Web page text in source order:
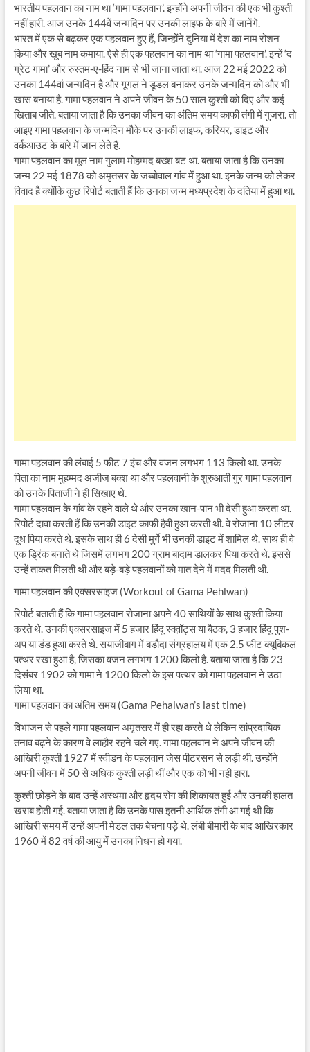
भारतीय पहलवान का नाम था ‘गामा पहलवान’. इन्होंने अपनी जीवन की एक भी कुश्ती
नहीं हारी. आज उनके 144वें जन्मदिन पर उनकी लाइफ के बारे में जानेंगे.
भारत में एक से बढ़कर एक पहलवान हुए हैं, जिन्होंने दुनिया में देश का नाम रोशन
किया और खूब नाम कमाया. ऐसे ही एक पहलवान का नाम था ‘गामा पहलवान’. इन्हें ‘द
ग्रेट गामा’ और रुस्तम-ए-हिंद नाम से भी जाना जाता था. आज 22 मई 2022 को
उनका 144वां जन्मदिन है और गूगल ने डूडल बनाकर उनके जन्मदिन को और भी
खास बनाया है. गामा पहलवान ने अपने जीवन के 50 साल कुश्ती को दिए और कई
खिताब जीते. बताया जाता है कि उनका जीवन का अंतिम समय काफी तंगी में गुजरा. तो
आइए गामा पहलवान के जन्मदिन मौके पर उनकी लाइफ, करियर, डाइट और
वर्कआउट के बारे में जान लेते हैं.
गामा पहलवान का मूल नाम गुलाम मोहम्मद बख्श बट था. बताया जाता है कि उनका
जन्म 22 मई 1878 को अमृतसर के जब्बोवाल गांव में हुआ था. इनके जन्म को लेकर
विवाद है क्योंकि कुछ रिपोर्ट बताती हैं कि उनका जन्म मध्यप्रदेश के दतिया में हुआ था.
गामा पहलवान की लंबाई 5 फीट 7 इंच और वजन लगभग 113 किलो था. उनके
पिता का नाम मुहम्मद अजीज बक्श था और पहलवानी के शुरुआती गुर गामा पहलवान
को उनके पिताजी ने ही सिखाए थे.
गामा पहलवान के गांव के रहने वाले थे और उनका खान-पान भी देसी हुआ करता था.
रिपोर्ट दावा करती हैं कि उनकी डाइट काफी हैवी हुआ करती थी. वे रोजाना 10 लीटर
दूध पिया करते थे. इसके साथ ही 6 देसी मुर्गे भी उनकी डाइट में शामिल थे. साथ ही वे
एक ड्रिंक बनाते थे जिसमें लगभग 200 ग्राम बादाम डालकर पिया करते थे. इससे
उन्हें ताकत मिलती थी और बड़े-बड़े पहलवानों को मात देने में मदद मिलती थी.
गामा पहलवान की एक्सरसाइज (Workout of Gama Pehlwan)
रिपोर्ट बताती हैं कि गामा पहलवान रोजाना अपने 40 साथियों के साथ कुश्ती किया
करते थे. उनकी एक्सरसाइज में 5 हजार हिंदू स्क्व़ॉट्स या बैठक, 3 हजार हिंदू पुश-
अप या डंड हुआ करते थे. सयाजीबाग में बड़ौदा संग्रहालय में एक 2.5 फीट क्यूबिकल
पत्थर रखा हुआ है, जिसका वजन लगभग 1200 किलो है. बताया जाता है कि 23
दिसंबर 1902 को गामा ने 1200 किलो के इस पत्थर को गामा पहलवान ने उठा
लिया था.
गामा पहलवान का अंतिम समय (Gama Pehalwan’s last time)
विभाजन से पहले गामा पहलवान अमृतसर में ही रहा करते थे लेकिन सांप्रदायिक
तनाव बढ़ने के कारण वे लाहौर रहने चले गए. गामा पहलवान ने अपने जीवन की
आखिरी कुश्ती 1927 में स्वीडन के पहलवान जेस पीटरसन से लड़ी थी. उन्होंने
अपनी जीवन में 50 से अधिक कुश्ती लड़ी थीं और एक को भी नहीं हारा.
कुश्ती छोड़ने के बाद उन्हें अस्थमा और हृदय रोग की शिकायत हुई और उनकी हालत
खराब होती गई. बताया जाता है कि उनके पास इतनी आर्थिक तंगी आ गई थी कि
आखिरी समय में उन्हें अपनी मेडल तक बेचना पड़े थे. लंबी बीमारी के बाद आखिरकार
1960 में 82 वर्ष की आयु में उनका निधन हो गया.